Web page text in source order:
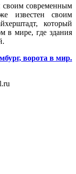
своим современным
известен своим
который
в мире, где здания
ворота в мир.